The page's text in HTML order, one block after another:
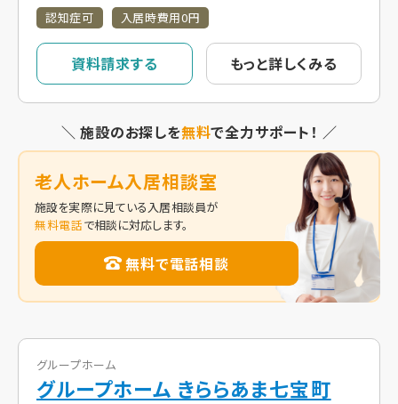
認知症可
入居時費用0円
資料請求する もっと詳しくみる
＼ 施設のお探しを無料で全力サポート！ ／
老人ホーム入居相談室
施設を実際に見ている入居相談員が
無料電話で相談に対応します。
無料で電話相談
グループホーム
グループホーム きららあま七宝町